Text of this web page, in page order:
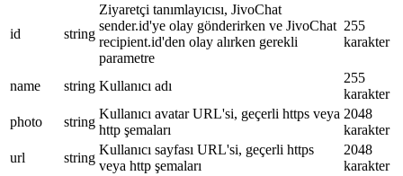
id string
Ziyaretçi tanımlayıcısı, JivoChat
sender.id'ye olay gönderirken ve JivoChat
recipient.id'den olay alırken gerekli
parametre
255
karakter
name string Kullanıcı adı
255
karakter
photo
string
Kullanıcı avatar URL'si, geçerli https veya
http şemaları
2048
karakter
url
string
Kullanıcı sayfası URL'si, geçerli https
veya http şemaları
2048
karakter